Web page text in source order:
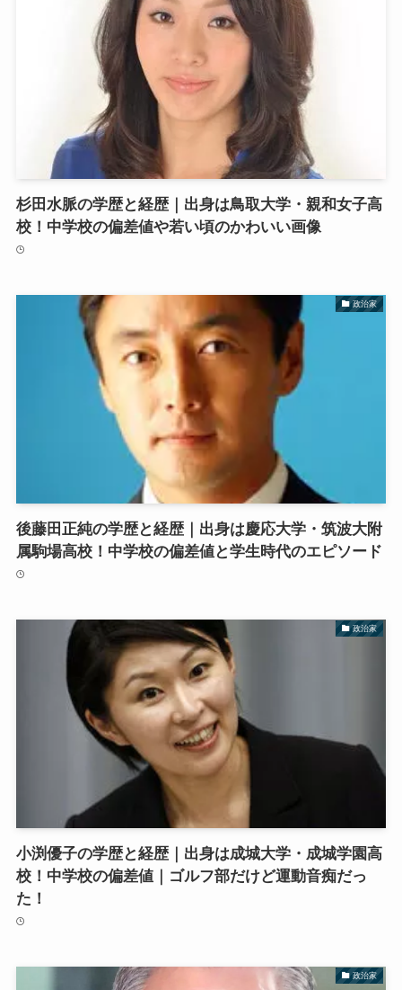
杉田水脈の学歴と経歴｜出身は鳥取大学・親和女子高
校！中学校の偏差値や若い頃のかわいい画像
政治家
後藤田正純の学歴と経歴｜出身は慶応大学・筑波大附
属駒場高校！中学校の偏差値と学生時代のエピソード
政治家
小渕優子の学歴と経歴｜出身は成城大学・成城学園高
校！中学校の偏差値｜ゴルフ部だけど運動音痴だっ
た！
政治家